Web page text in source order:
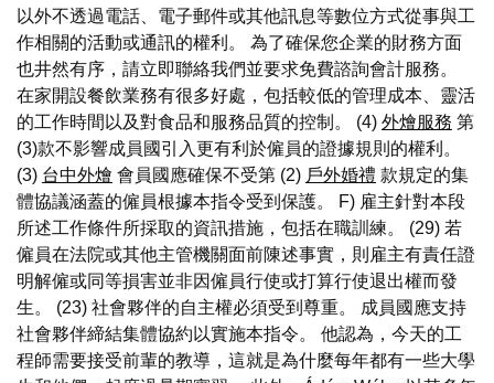
以外不透過電話、電子郵件或其他訊息等數位方式從事與工
作相關的活動或通訊的權利。 為了確保您企業的財務方面
也井然有序，請立即聯絡我們並要求免費諮詢會計服務。
在家開設餐飲業務有很多好處，包括較低的管理成本、靈活
的工作時間以及對食品和服務品質的控制。 (4) 外燴服務 第
(3)款不影響成員國引入更有利於僱員的證據規則的權利。
(3) 台中外燴 會員國應確保不受第 (2) 戶外婚禮 款規定的集
體協議涵蓋的僱員根據本指令受到保護。 F) 雇主針對本段
所述工作條件所採取的資訊措施，包括在職訓練。 (29) 若
僱員在法院或其他主管機關面前陳述事實，則雇主有責任證
明解僱或同等損害並非因僱員行使或打算行使退出權而發
生。 (23) 社會夥伴的自主權必須受到尊重。 成員國應支持
社會夥伴締結集體協約以實施本指令。 他認為，今天的工
程師需要接受前輩的教導，這就是為什麼每年都有一些大學